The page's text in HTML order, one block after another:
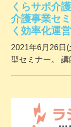
くらサポ介
介護事業セ
く効率化運
2021年6月26日
型セミナー。